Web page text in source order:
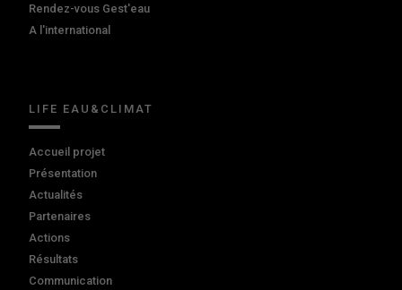
Rendez-vous Gest'eau
A l'international
LIFE EAU&CLIMAT
Accueil projet
Présentation
Actualités
Partenaires
Actions
Résultats
Communication